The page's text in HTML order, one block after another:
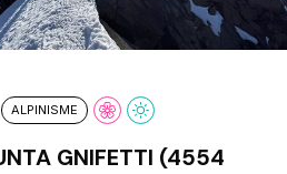
ALPINISME
GNIFETTI (4554